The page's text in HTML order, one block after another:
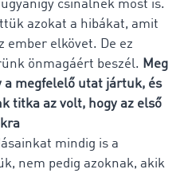
csinálnék most is.
azokat a hibákat, amit
ember elkövet. De ez
önmagáért beszél. Meg
a megfelelő utat jártuk, és
titka az volt, hogy az első
mindig is a
nem pedig azoknak, akik